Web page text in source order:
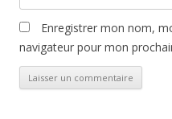
Enregistrer mon nom,
navigateur pour mon